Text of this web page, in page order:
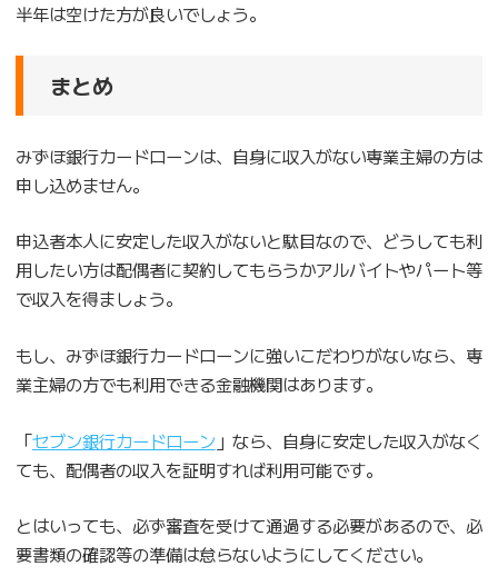
半年は空けた方が良いでしょう。
まとめ
みずほ銀行カードローンは、自身に収入がない専業主婦の方は
申し込めません。
申込者本人に安定した収入がないと駄目なので、どうしても利
用したい方は配偶者に契約してもらうかアルバイトやパート等
で収入を得ましょう。
もし、みずほ銀行カードローンに強いこだわりがないなら、専
業主婦の方でも利用できる金融機関はあります。
「セブン銀行カードローン 」なら、自身に安定した収入がなく
ても、配偶者の収入を証明すれば利用可能です。
とはいっても、必ず審査を受けて通過する必要があるので、必
要書類の確認等の準備は怠らないようにしてください。